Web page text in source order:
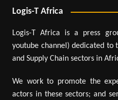
Logis-T Africa
Logis-T Africa is a press
youtube channel) dedicated to
and Supply Chain sectors in
We work to promote the
actors in these sectors; and